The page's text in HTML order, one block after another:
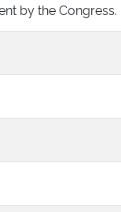
by the Congress.